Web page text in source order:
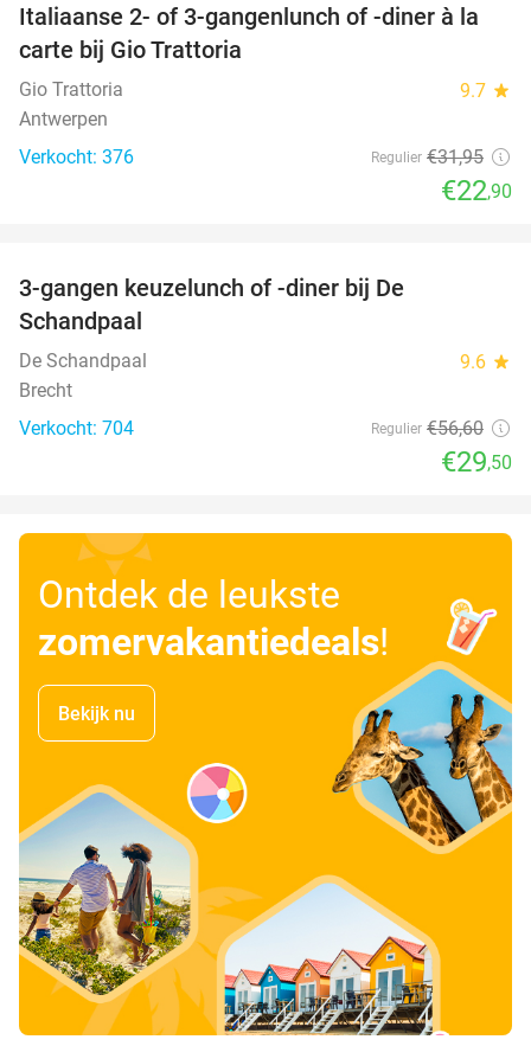
28%
Italiaanse 2- of 3-gangenlunch of -diner à la
carte bij Gio Trattoria
Gio Trattoria 9.7 star
Antwerpen
Verkocht: 376
Regulier €31,95
€22,90
3-gangen keuzelunch of -diner bij De
Schandpaal
De Schandpaal 9.6 star
Brecht
Verkocht: 704
Regulier €56,60
€29,50
Ontdek de leukste
zomervakantiedeals!
Bekijk nu